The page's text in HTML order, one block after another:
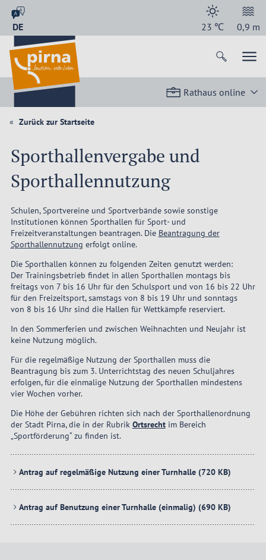
DE 23 ℃ 0,9 m
Rathaus online
Zurück zur Startseite
Sporthallenvergabe und
Sporthallennutzung
Schulen, Sportvereine und Sportverbände sowie sonstige
Institutionen können Sporthallen für Sport- und
Freizeitveranstaltungen beantragen. Die Beantragung der
Sporthallennutzung erfolgt online.
Die Sporthallen können zu folgenden Zeiten genutzt werden:
Der Trainingsbetrieb findet in allen Sporthallen montags bis
freitags von 7 bis 16 Uhr für den Schulsport und von 16 bis 22 Uhr
für den Freizeitsport, samstags von 8 bis 19 Uhr und sonntags
von 8 bis 16 Uhr sind die Hallen für Wettkämpfe reserviert.
In den Sommerferien und zwischen Weihnachten und Neujahr ist
keine Nutzung möglich.
Für die regelmäßige Nutzung der Sporthallen muss die
Beantragung bis zum 3. Unterrichtstag des neuen Schuljahres
erfolgen, für die einmalige Nutzung der Sporthallen mindestens
vier Wochen vorher.
Die Höhe der Gebühren richten sich nach der Sporthallenordnung
der Stadt Pirna, die in der Rubrik Ortsrechtim Bereich
„Sportförderung“ zu finden ist.
Antrag auf regelmäßige Nutzung einer Turnhalle(720 KB)
Antrag auf Benutzung einer Turnhalle (einmalig) (690 KB)